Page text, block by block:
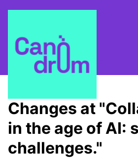
/ Canòdrom Obert
Changes at
in the age of AI:
challenges."